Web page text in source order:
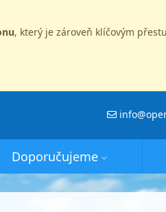
, který je zároveň klíčovým
Doporučujeme